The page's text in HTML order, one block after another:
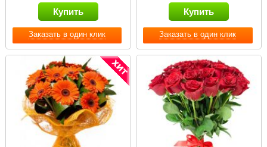
Заказать в один клик
Купить
Заказать в один клик
Купить